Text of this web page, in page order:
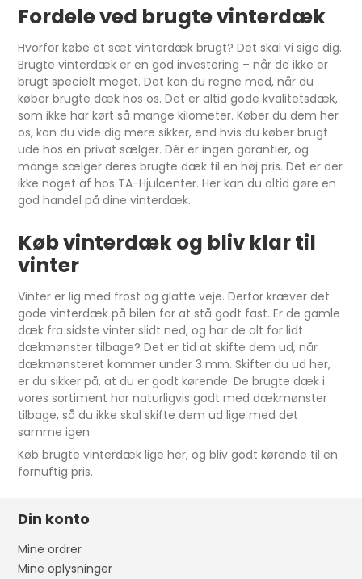
Fordele ved brugte vinterdæk
Hvorfor købe et sæt vinterdæk brugt? Det skal vi sige dig.
Brugte vinterdæk er en god investering – når de ikke er
brugt specielt meget. Det kan du regne med, når du
køber brugte dæk hos os. Det er altid gode kvalitetsdæk,
som ikke har kørt så mange kilometer. Køber du dem her
os, kan du vide dig mere sikker, end hvis du køber brugt
ude hos en privat sælger. Dér er ingen garantier, og
mange sælger deres brugte dæk til en høj pris. Det er der
ikke noget af hos TA-Hjulcenter. Her kan du altid gøre en
god handel på dine vinterdæk.
Køb vinterdæk og bliv klar til
vinter
Vinter er lig med frost og glatte veje. Derfor kræver det
gode vinterdæk på bilen for at stå godt fast. Er de gamle
dæk fra sidste vinter slidt ned, og har de alt for lidt
dækmønster tilbage? Det er tid at skifte dem ud, når
dækmønsteret kommer under 3 mm. Skifter du ud her,
er du sikker på, at du er godt kørende. De brugte dæk i
vores sortiment har naturligvis godt med dækmønster
tilbage, så du ikke skal skifte dem ud lige med det
samme igen.
Køb brugte vinterdæk lige her, og bliv godt kørende til en
fornuftig pris.
Din konto
Mine ordrer
Mine oplysninger